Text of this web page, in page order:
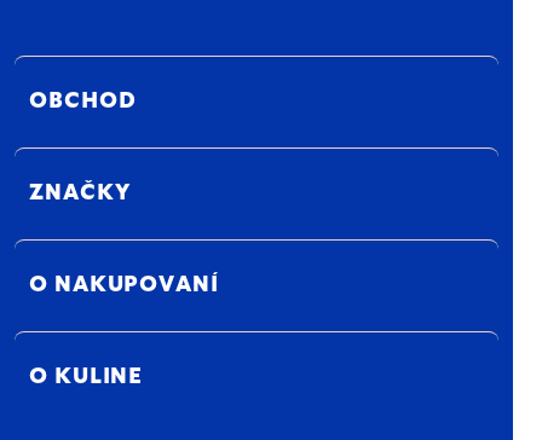
OBCHOD
ZNAČKY
O NAKUPOVANÍ
O KULINE